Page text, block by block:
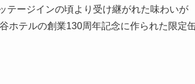
テージインの頃より受け継がれた味わいが
ホテルの創業130周年記念に作られた限定